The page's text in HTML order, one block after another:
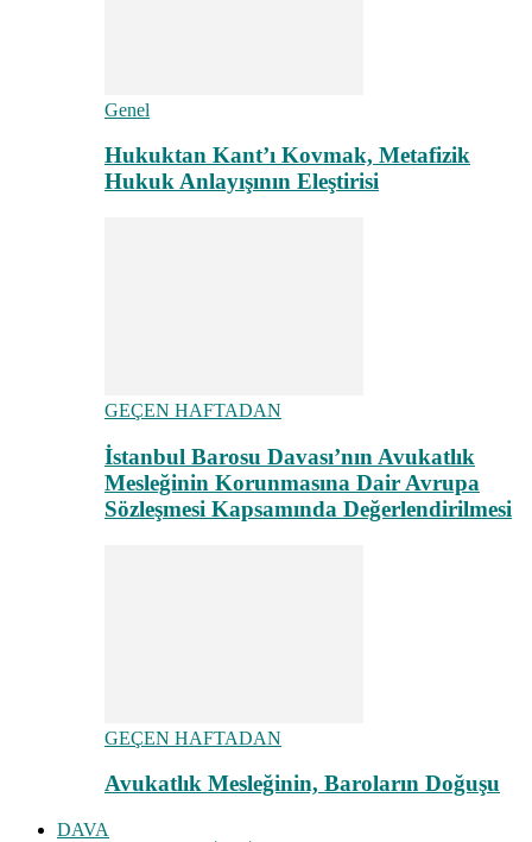
Genel
Hukuktan Kant’ı Kovmak, Metafizik
Hukuk Anlayışının Eleştirisi
GEÇEN HAFTADAN
İstanbul Barosu Davası’nın Avukatlık
Mesleğinin Korunmasına Dair Avrupa
Sözleşmesi Kapsamında Değerlendirilmesi
GEÇEN HAFTADAN
Avukatlık Mesleğinin, Baroların Doğuşu
DAVA